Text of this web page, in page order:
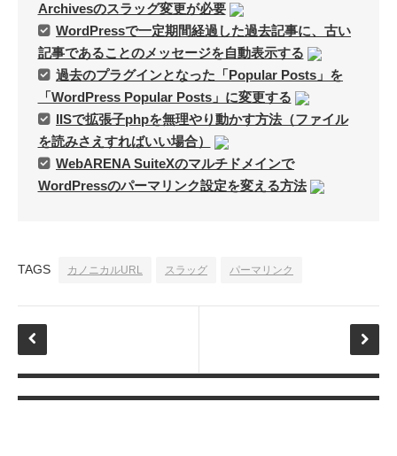
Archivesのスラッグ変更が必要
WordPressで一定期間経過した過去記事に、古い
記事であることのメッセージを自動表示する
過去のプラグインとなった「Popular Posts」を
「WordPress Popular Posts」に変更する
IISで拡張子phpを無理やり動かす方法（ファイル
を読みさえすればいい場合）
WebARENA SuiteXのマルチドメインで
WordPressのパーマリンク設定を変える方法
TAGS カノニカルURL スラッグ パーマリンク